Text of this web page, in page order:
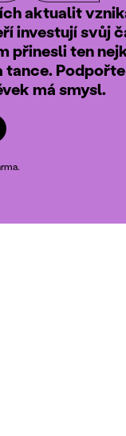
aktualit
investují svůj
přinesli ten
tance.
má smysl.